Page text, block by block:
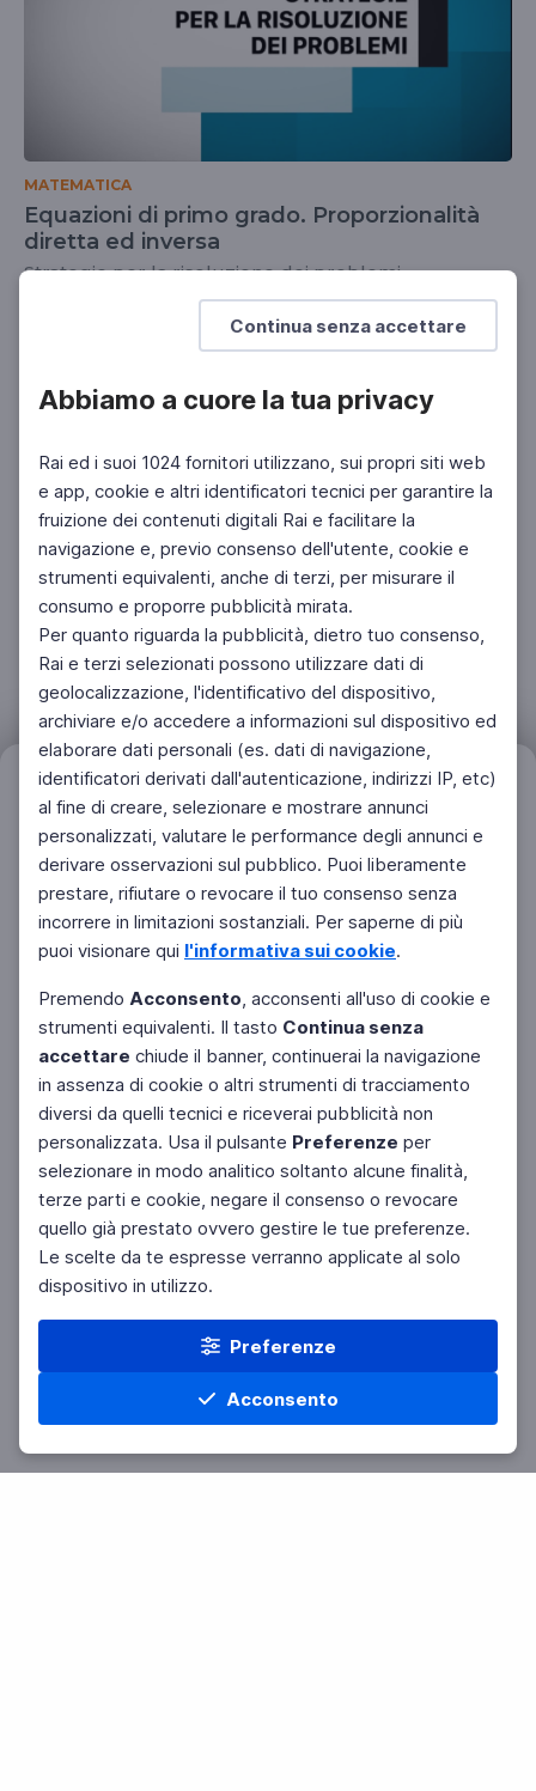
Continua senza accettare
Abbiamo a cuore la tua privacy
Rai ed i suoi 1024 fornitori utilizzano, sui propri siti web
e app, cookie e altri identificatori tecnici per garantire la
fruizione dei contenuti digitali Rai e facilitare la
navigazione e, previo consenso dell'utente, cookie e
strumenti equivalenti, anche di terzi, per misurare il
consumo e proporre pubblicità mirata.
Per quanto riguarda la pubblicità, dietro tuo consenso,
Rai e terzi selezionati possono utilizzare dati di
geolocalizzazione, l'identificativo del dispositivo,
archiviare e/o accedere a informazioni sul dispositivo ed
elaborare dati personali (es. dati di navigazione,
identificatori derivati dall'autenticazione, indirizzi IP, etc)
al fine di creare, selezionare e mostrare annunci
personalizzati, valutare le performance degli annunci e
derivare osservazioni sul pubblico. Puoi liberamente
prestare, rifiutare o revocare il tuo consenso senza
incorrere in limitazioni sostanziali. Per saperne di più
puoi visionare qui l'informativa sui cookie.
Premendo Acconsento, acconsenti all'uso di cookie e
strumenti equivalenti. Il tasto Continua senza
accettare chiude il banner, continuerai la navigazione
in assenza di cookie o altri strumenti di tracciamento
diversi da quelli tecnici e riceverai pubblicità non
personalizzata. Usa il pulsante Preferenze per
selezionare in modo analitico soltanto alcune finalità,
terze parti e cookie, negare il consenso o revocare
quello già prestato ovvero gestire le tue preferenze.
Le scelte da te espresse verranno applicate al solo
dispositivo in utilizzo.
Preferenze
Acconsento
Home Materie Cerca Menu
MATEMATICA
Equazioni di primo grado. Proporzionalità
diretta ed inversa
Strategie per la risoluzione dei problemi
Filtri Azzera
Facebook Twitter Instagram